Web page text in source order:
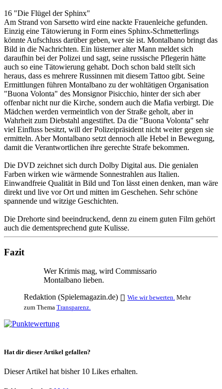
16 "Die Flügel der Sphinx"
Am Strand von Sarsetto wird eine nackte Frauenleiche gefunden.
Einzig eine Tätowierung in Form eines Sphinx-Schmetterlings
könnte Aufschluss darüber geben, wer sie ist. Montalbano bringt das
Bild in die Nachrichten. Ein lüsterner alter Mann meldet sich
daraufhin bei der Polizei und sagt, seine russische Pflegerin hätte
auch so eine Tätowierung gehabt. Doch schon bald stellt sich
heraus, dass es mehrere Russinnen mit diesem Tattoo gibt. Seine
Ermittlungen führen Montalbano zu der wohltätigen Organisation
"Buona Volonta" des Monsignor Pisicchio, hinter der sich aber
offenbar nicht nur die Kirche, sondern auch die Mafia verbirgt. Die
Mädchen werden vermeintlich von der Straße geholt, aber in
Wahrheit zum Diebstahl angestiftet. Da die "Buona Volonta" sehr
viel Einfluss besitzt, will der Polizeipräsident nicht weiter gegen sie
ermitteln. Aber Montalbano setzt dennoch alle Hebel in Bewegung,
damit die Verantwortlichen ihre gerechte Strafe bekommen.
Die DVD zeichnet sich durch Dolby Digital aus. Die genialen
Farben wirken wie wärmende Sonnestrahlen aus Italien.
Einwandfreie Qualität in Bild und Ton lässt einen denken, man wäre
direkt und live vor Ort und mitten im Geschehen. Sehr schöne
spannende und witzige Geschichten.
Die Drehorte sind beeindruckend, denn zu einem guten Film gehört
auch die dementsprechend gute Kulisse.
Fazit
Wer Krimis mag, wird Commissario
Montalbano lieben.
Redaktion (Spielemagazin.de)
Wie wir bewerten. Mehr
zum Thema Transparenz.
Hat dir dieser Artikel gefallen?
Dieser Artikel hat bisher 10 Likes erhalten.